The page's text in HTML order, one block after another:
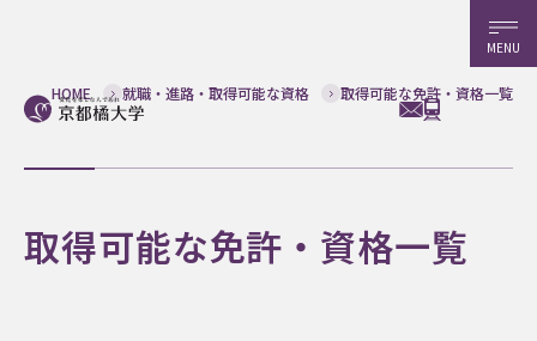
MENU
HOME 就職・進路・取得可能な資格 取得可能な免許・資格一覧
取得可能な免許・資格一覧